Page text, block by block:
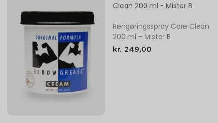
Rengøringsspray Care Clean
200 ml – Mister B
kr. 249,00